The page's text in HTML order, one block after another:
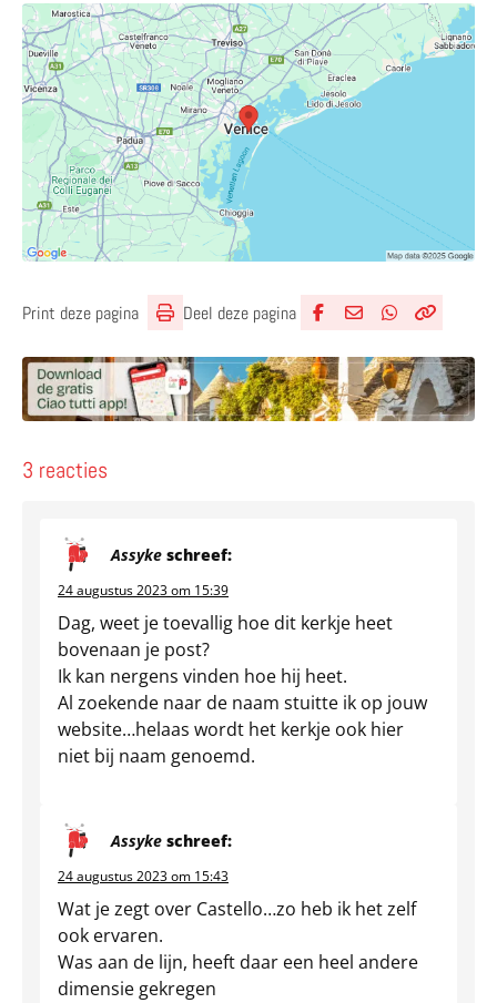
Print deze pagina Deel deze pagina
3 reacties
Assyke schreef:
24 augustus 2023 om 15:39
Dag, weet je toevallig hoe dit kerkje heet
bovenaan je post?
Ik kan nergens vinden hoe hij heet.
Al zoekende naar de naam stuitte ik op jouw
website…helaas wordt het kerkje ook hier
niet bij naam genoemd.
Assyke schreef:
24 augustus 2023 om 15:43
Wat je zegt over Castello…zo heb ik het zelf
ook ervaren.
Was aan de lijn, heeft daar een heel andere
dimensie gekregen